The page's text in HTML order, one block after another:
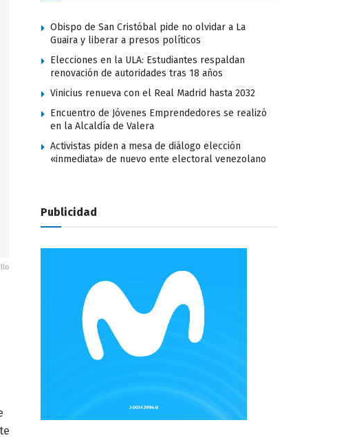
Obispo de San Cristóbal pide no olvidar a La
Guaira y liberar a presos políticos
Elecciones en la ULA: Estudiantes respaldan
renovación de autoridades tras 18 años
Vinicius renueva con el Real Madrid hasta 2032
Encuentro de Jóvenes Emprendedores se realizó
en la Alcaldía de Valera
Activistas piden a mesa de diálogo elección
«inmediata» de nuevo ente electoral venezolano
Publicidad